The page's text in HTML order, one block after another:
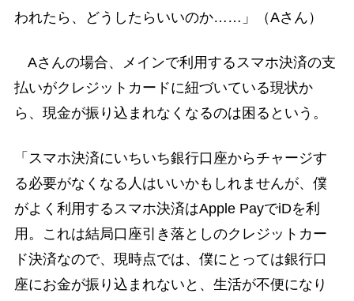
われたら、どうしたらいいのか……」（Aさん）
Aさんの場合、メインで利用するスマホ決済の支
払いがクレジットカードに紐づいている現状か
ら、現金が振り込まれなくなるのは困るという。
「スマホ決済にいちいち銀行口座からチャージす
る必要がなくなる人はいいかもしれませんが、僕
がよく利用するスマホ決済はApple PayでiDを利
用。これは結局口座引き落としのクレジットカー
ド決済なので、現時点では、僕にとっては銀行口
座にお金が振り込まれないと、生活が不便になり